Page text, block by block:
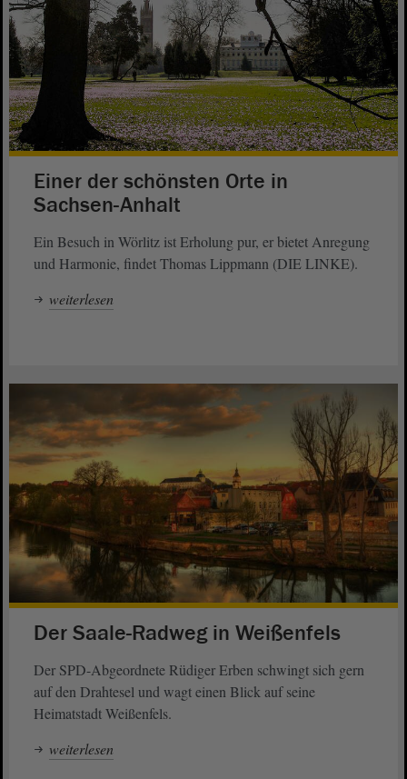
Einer der schönsten Orte in
Sachsen-Anhalt
Ein Besuch in Wörlitz ist Erholung pur, er bietet Anregung
und Harmonie, findet Thomas Lippmann (DIE LINKE).
weiterlesen
Der Saale-Radweg in Weißenfels
Der SPD-Abgeordnete Rüdiger Erben schwingt sich gern
auf den Drahtesel und wagt einen Blick auf seine
Heimatstadt Weißenfels.
weiterlesen